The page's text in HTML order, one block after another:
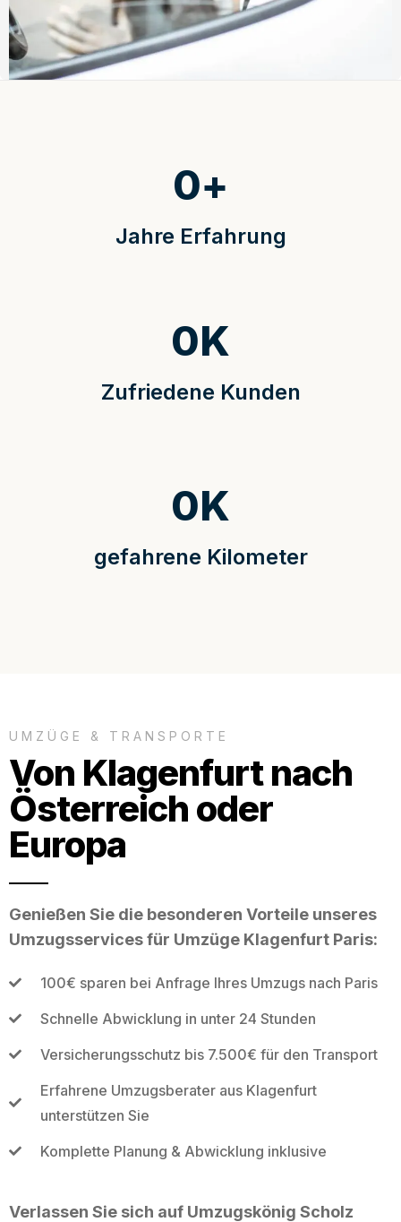
Jahre Erfahrung
0+
Zufriedene Kunden
0K
gefahrene Kilometer
0K
UMZÜGE & TRANSPORTE
Von Klagenfurt nach
Österreich oder
Europa
Genießen Sie die besonderen Vorteile unseres
Umzugsservices für Umzüge Klagenfurt Paris:
100€ sparen bei Anfrage Ihres Umzugs nach Paris
Schnelle Abwicklung in unter 24 Stunden
Versicherungsschutz bis 7.500€ für den Transport
Erfahrene Umzugsberater aus Klagenfurt
unterstützen Sie
Komplette Planung & Abwicklung inklusive
Verlassen Sie sich auf Umzugskönig Scholz